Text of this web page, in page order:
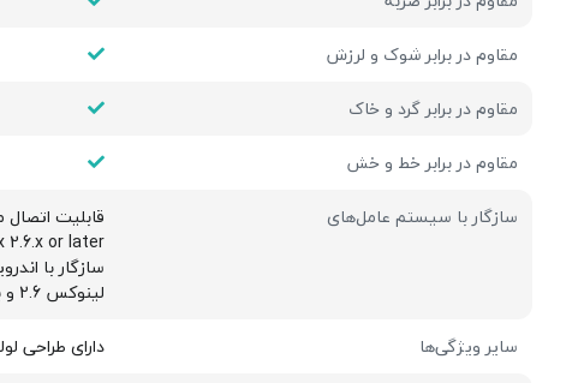
مقاوم در برابر شوک و لرزش
مقاوم در برابر گرد و خاک
مقاوم در برابر خط و خش
سازگار با سیستم عامل‌های
قابلیت
2.6.x or later
سازگار با
لینوکس 2.6 و بالاتر
سایر ویژگی‌ها
دارای طراحی